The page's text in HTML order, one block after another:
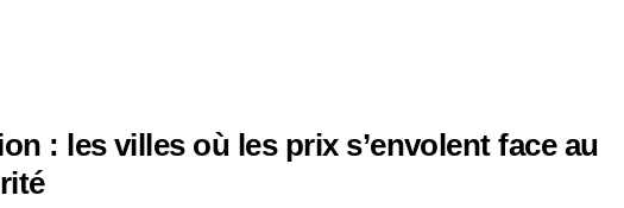
: les villes où les prix s’envolent face au